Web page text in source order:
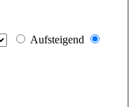
Aufsteigend